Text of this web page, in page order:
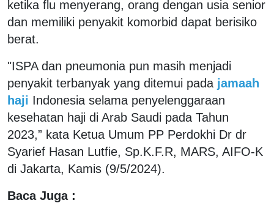
ketika flu menyerang, orang dengan usia senior
dan memiliki penyakit komorbid dapat berisiko
berat.
"ISPA dan pneumonia pun masih menjadi
penyakit terbanyak yang ditemui pada jamaah
haji Indonesia selama penyelenggaraan
kesehatan haji di Arab Saudi pada Tahun
2023,” kata Ketua Umum PP Perdokhi Dr dr
Syarief Hasan Lutfie, Sp.K.F.R, MARS, AIFO-K
di Jakarta, Kamis (9/5/2024).
Baca Juga :